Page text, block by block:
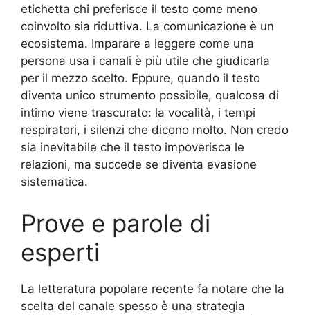
etichetta chi preferisce il testo come meno
coinvolto sia riduttiva. La comunicazione è un
ecosistema. Imparare a leggere come una
persona usa i canali è più utile che giudicarla
per il mezzo scelto. Eppure, quando il testo
diventa unico strumento possibile, qualcosa di
intimo viene trascurato: la vocalità, i tempi
respiratori, i silenzi che dicono molto. Non credo
sia inevitabile che il testo impoverisca le
relazioni, ma succede se diventa evasione
sistematica.
Prove e parole di
esperti
La letteratura popolare recente fa notare che la
scelta del canale spesso è una strategia